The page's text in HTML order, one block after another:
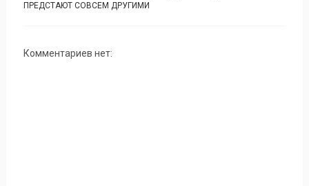
ПРЕДСТАЮТ СОВСЕМ ДРУГИМИ
Комментариев нет: